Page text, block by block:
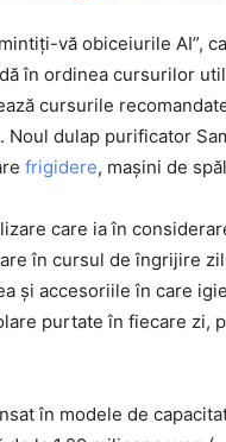
vă obiceiurile AI”,
în ordinea cursurilor
cursurile
Noul dulap purificator
frigidere, mașini de
care ia în
în cursul de îngrijire
și accesoriile în care
purtate în fiecare zi,
în modele de